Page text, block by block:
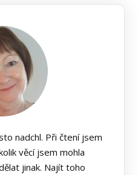
nadchl. Při čtení jsem
věcí jsem mohla
jinak. Najít toho